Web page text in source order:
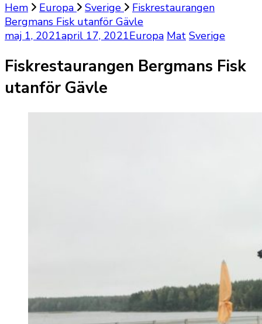
Hem
Europa Sverige
Fiskrestaurangen
Bergmans Fisk utanför Gävle
maj 1, 2021april 17, 2021Europa Mat Sverige
Fiskrestaurangen Bergmans Fisk
utanför Gävle